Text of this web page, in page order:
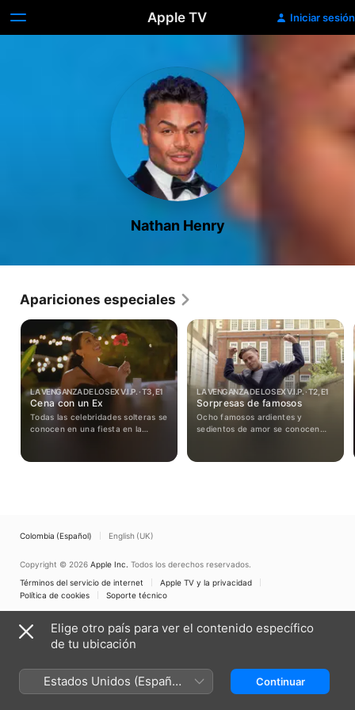
Apple TV Iniciar sesión
Nathan Henry
Apariciones especiales
LA VENGANZA DE LOS EX V.I.P. · T3, E1
Cena con un Ex
Todas las celebridades solteras se
conocen en una fiesta en la
LA VENGANZA DE LOS EX V.I.P. · T2, E1
Sorpresas de famosos
Ocho famosos ardientes y
sedientos de amor se conocen
que Mike lleva a la chica que le
Colombia (Español) English (UK)
Copyright © 2026 Apple Inc. Todos los derechos reservados.
Términos del servicio de internet
Apple TV y la privacidad
Política de cookies
Soporte técnico
Elige otro país para ver el contenido específico
de tu ubicación
Estados Unidos (Español
México)
Continuar